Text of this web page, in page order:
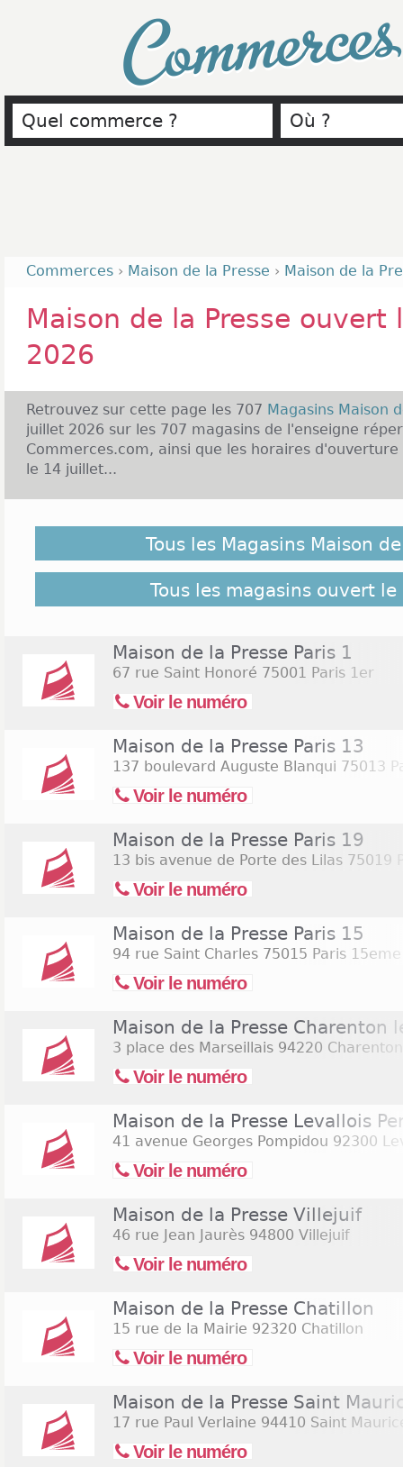
Commerces › Maison de la Presse › Maison de la
Maison de la Presse ouvert
2026
Retrouvez sur cette page les 707 Magasins Maison
juillet 2026 sur les 707 magasins de l'enseigne
Commerces.com, ainsi que les horaires d'ouverture
le 14 juillet...
ouverts le 14 juillet 2026 ne soient pas répertoriés
pour retrouver l'ensemble des magasins de
Commerces.com :707 Magasins Maison de la
Tous les Magasins Maison
Tous les magasins ouvert
Maison de la Presse Paris 1
67 rue Saint Honoré 75001 Paris 1er
Voir le numéro
Maison de la Presse Paris 13
137 boulevard Auguste Blanqui 75013
Voir le numéro
Maison de la Presse Paris 19
13 bis avenue de Porte des Lilas 75019
Voir le numéro
Maison de la Presse Paris 15
94 rue Saint Charles 75015 Paris 15eme
Voir le numéro
Maison de la Presse Charenton
3 place des Marseillais 94220
Voir le numéro
Maison de la Presse Levallois
41 avenue Georges Pompidou 92300
Voir le numéro
Maison de la Presse Villejuif
46 rue Jean Jaurès 94800 Villejuif
Voir le numéro
Maison de la Presse Chatillon
15 rue de la Mairie 92320 Chatillon
Voir le numéro
Maison de la Presse Saint
17 rue Paul Verlaine 94410 Saint
Voir le numéro